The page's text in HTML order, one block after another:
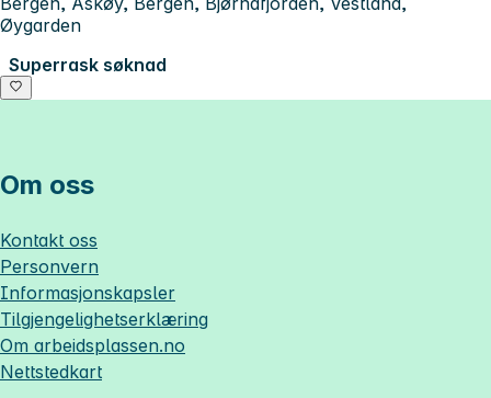
Øygarden
Superrask søknad
Om oss
Kontakt oss
Personvern
Informasjonskapsler
Tilgjengelighetserklæring
Om arbeidsplassen.no
Nettstedkart